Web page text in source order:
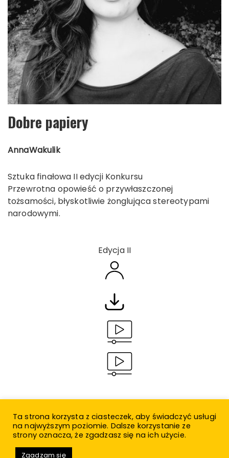
Dobre papiery
AnnaWakulik
Sztuka finałowa II edycji Konkursu
Przewrotna opowieść o przywłaszczonej
tożsamości, błyskotliwie żonglująca stereotypami
narodowymi.
Edycja II
© 2021 Teatr Miejski w Gliwicach
Ta strona korzysta z ciasteczek, aby świadczyć usługi
na najwyższym poziomie. Dalsze korzystanie ze
strony oznacza, że zgadzasz się na ich użycie.
Zgadzam się